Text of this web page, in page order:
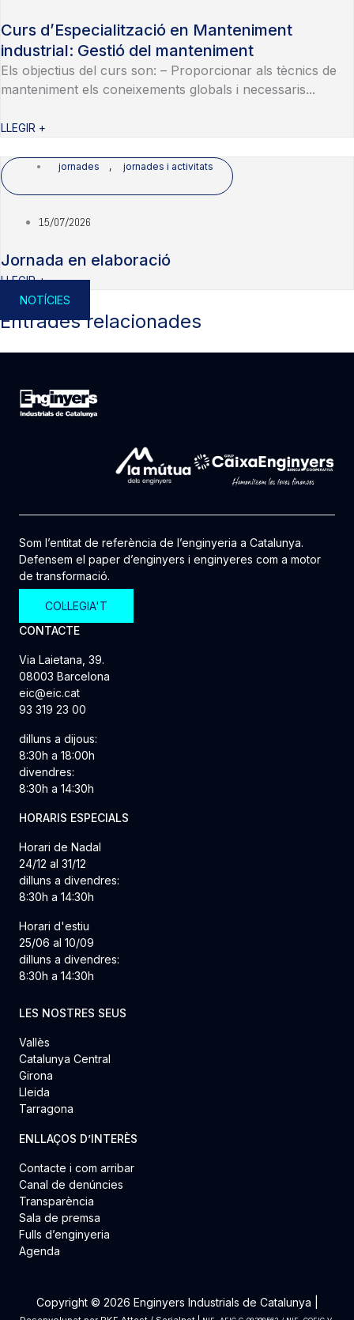
Curs d’Especialització en Manteniment
industrial: Gestió del manteniment
Els objectius del curs son: – Proporcionar als tècnics de
manteniment els coneixements globals i necessaris...
LLEGIR +
jornades , jornades i activitats
15/07/2026
Jornada en elaboració
LLEGIR +
NOTÍCIES
Entrades relacionades
Som l’entitat de referència de l’enginyeria a Catalunya.
Defensem el paper d’enginyers i enginyeres com a motor
de transformació.
COL·LEGIA'T
CONTACTE
Via Laietana, 39.
08003 Barcelona
eic@eic.cat
93 319 23 00
dilluns a dijous:
8:30h a 18:00h
divendres:
8:30h a 14:30h
HORARIS ESPECIALS
Horari de Nadal
24/12 al 31/12
dilluns a divendres:
8:30h a 14:30h
Horari d'estiu
25/06 al 10/09
dilluns a divendres:
8:30h a 14:30h
LES NOSTRES SEUS
Vallès
Catalunya Central
Girona
Lleida
Tarragona
ENLLAÇOS D’INTERÈS
Contacte i com arribar
Canal de denúncies
Transparència
Sala de premsa
Fulls d’enginyeria
Agenda
Copyright © 2026 Enginyers Industrials de Catalunya |